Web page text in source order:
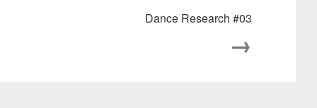
Dance Research #03
→